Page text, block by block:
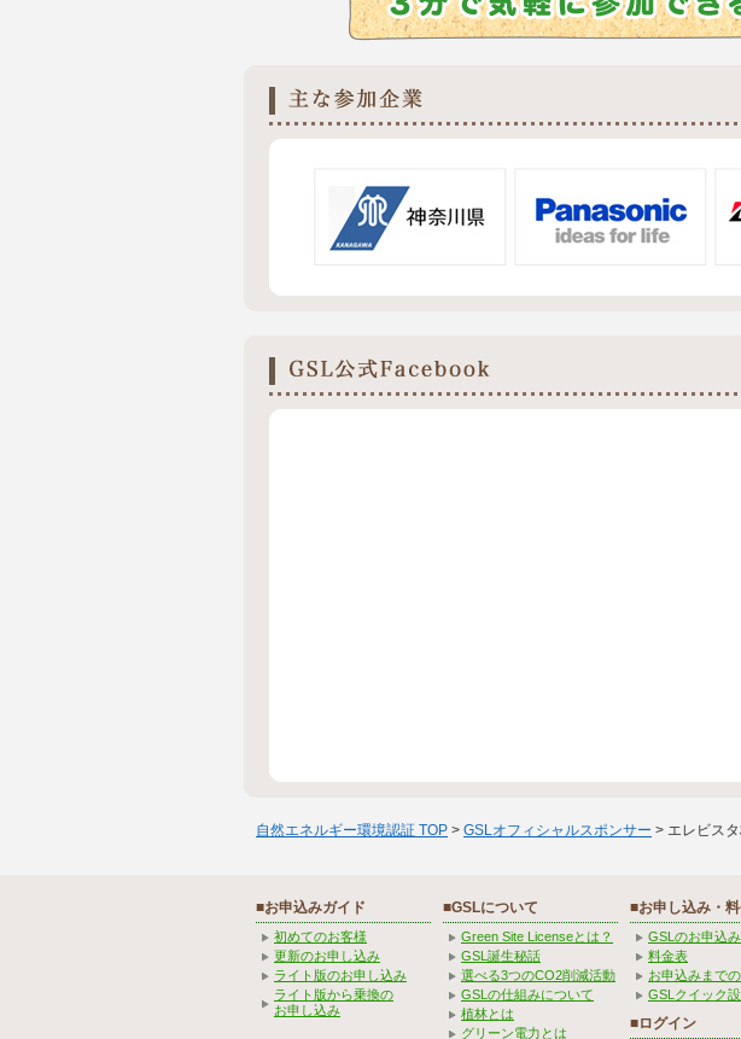
自然エネルギー環境認証 TOP > GSLオフィシャルスポンサー > エレビス
■お申込みガイド
初めてのお客様
更新のお申し込み
ライト版のお申し込み
ライト版から乗換の
お申し込み
■GSLについて
Green Site Licenseとは？
GSL誕生秘話
選べる3つのCO2削減活動
GSLの仕組みについて
植林とは
グリーン電力とは
■お申し込み・
GSLのお申込み
料金表
お申込みまで
GSLクイック
■ログイン